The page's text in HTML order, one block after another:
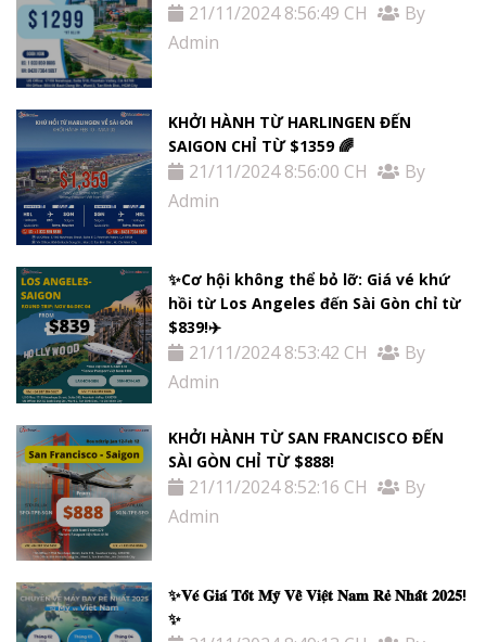
21/11/2024 8:56:49 CH
By
Admin
KHỞI HÀNH TỪ HARLINGEN ĐẾN
SAIGON CHỈ TỪ $1359 🌈
21/11/2024 8:56:00 CH
By
Admin
✨Cơ hội không thể bỏ lỡ: Giá vé khứ
hồi từ Los Angeles đến Sài Gòn chỉ từ
$839!✈️
21/11/2024 8:53:42 CH
By
Admin
KHỞI HÀNH TỪ SAN FRANCISCO ĐẾN
SÀI GÒN CHỈ TỪ $888!
21/11/2024 8:52:16 CH
By
Admin
✨𝐕𝐞́ 𝐆𝐢𝐚́ 𝐓𝐨̂́𝐭 𝐌𝐲̃ 𝐕𝐞̂̀ 𝐕𝐢𝐞̣̂𝐭 𝐍𝐚𝐦 𝐑𝐞̉ 𝐍𝐡𝐚̂́𝐭 𝟐𝟎𝟐𝟓!
✨